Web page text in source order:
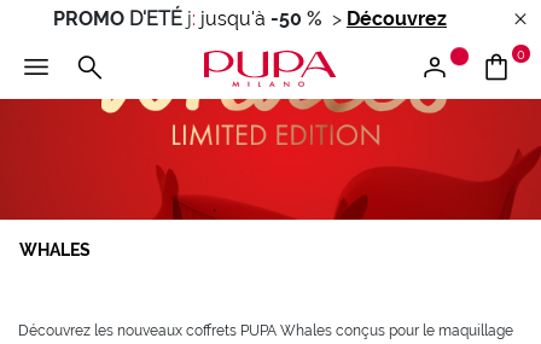
PROMO D'ETÉ j: jusqu'à -50 % > Découvrez
0
WHALES
Découvrez les nouveaux coffrets PUPA Whales conçus pour le maquillage